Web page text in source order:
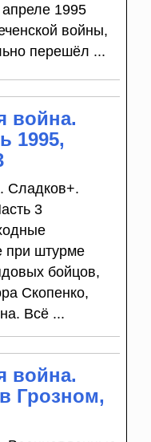
1995
войны,
перешёл ...
война.
1995,
Сладков+.
3
при штурме
бойцов,
Скопенко,
Всё ...
война.
Грозном,